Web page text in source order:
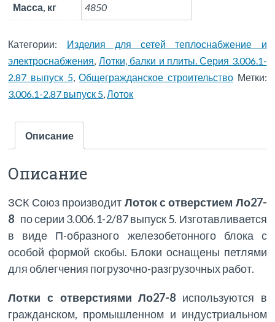
Масса, кг 4850
Категории: Изделия для сетей теплоснабжение и
электроснабжения, Лотки, балки и плиты. Серия 3.006.1-
2.87 выпуск 5,Общегражданское строительство Метки:
3.006.1-2.87 выпуск 5,Лоток
Описание
Описание
ЗСК Союз производит Лоток с отверстием Ло27-
8 по серии 3.006.1-2/87 выпуск 5. Изготавливается
в виде П-образного железобетонного блока с
особой формой скобы. Блоки оснащены петлями
для облегчения погрузочно-разгрузочных работ.
Лотки с отверстиями Ло27-8 используются в
гражданском, промышленном и индустриальном